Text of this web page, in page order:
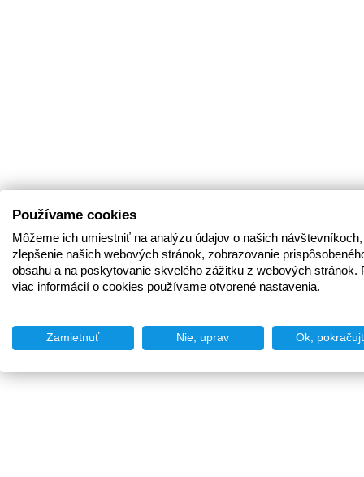
Používame cookies
Môžeme ich umiestniť na analýzu údajov o našich
zlepšenie našich webových stránok, zobrazovanie
obsahu a na poskytovanie skvelého zážitku z webových stránok.
viac informácií o cookies používame otvorené nastavenia.
Zamietnuť Nie, uprav Ok,